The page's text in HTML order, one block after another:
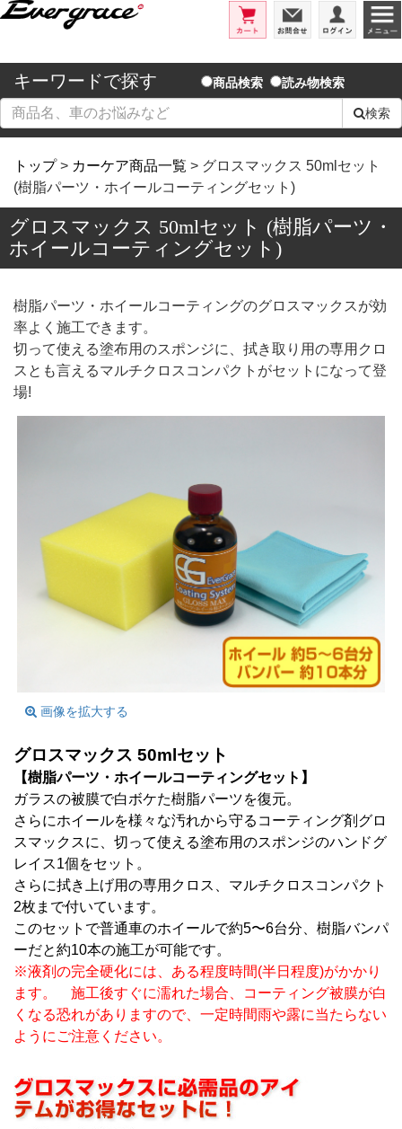
エバーグレイス/洗車用品とコーテ
カート お問合せ ログイ
キーワードで探す 商品検索 読み物検索
検索
トップ> カーケア商品一覧 > グロスマックス 50mlセット
(樹脂パーツ・ホイールコーティングセット)
グロスマックス 50mlセット (樹脂パーツ・
ホイールコーティングセット)
樹脂パーツ・ホイールコーティングのグロスマックスが効
率よく施工できます。
切って使える塗布用のスポンジに、拭き取り用の専用クロ
スとも言えるマルチクロスコンパクトがセットになって登
場!
画像を拡大する
グロスマックス 50mlセット
【樹脂パーツ・ホイールコーティングセット】
ガラスの被膜で白ボケた樹脂パーツを復元。
さらにホイールを様々な汚れから守るコーティング剤グロ
スマックスに、切って使える塗布用のスポンジのハンドグ
レイス1個をセット。
さらに拭き上げ用の専用クロス、マルチクロスコンパクト
2枚まで付いています。
このセットで普通車のホイールで約5〜6台分、樹脂バンパ
ーだと約10本の施工が可能です。
※液剤の完全硬化には、ある程度時間(半日程度)がかかり
ます。 施工後すぐに濡れた場合、コーティング被膜が白
くなる恐れがありますので、一定時間雨や露に当たらない
ようにご注意ください。